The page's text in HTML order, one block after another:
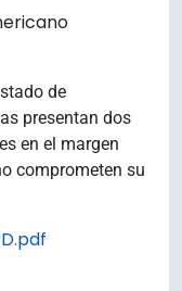
de
presentan dos
en el margen
comprometen su